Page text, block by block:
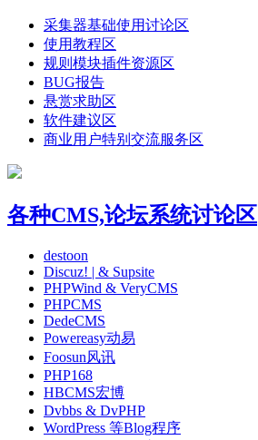
采集器基础使用讨论区
使用教程区
规则模块插件资源区
BUG报告
悬赏求助区
软件建议区
商业用户特别交流服务区
各种CMS,论坛系统讨论区
destoon
Discuz! | & Supsite
PHPWind & VeryCMS
PHPCMS
DedeCMS
Powereasy动易
Foosun风讯
PHP168
HBCMS宏博
Dvbbs & DvPHP
WordPress 等Blog程序